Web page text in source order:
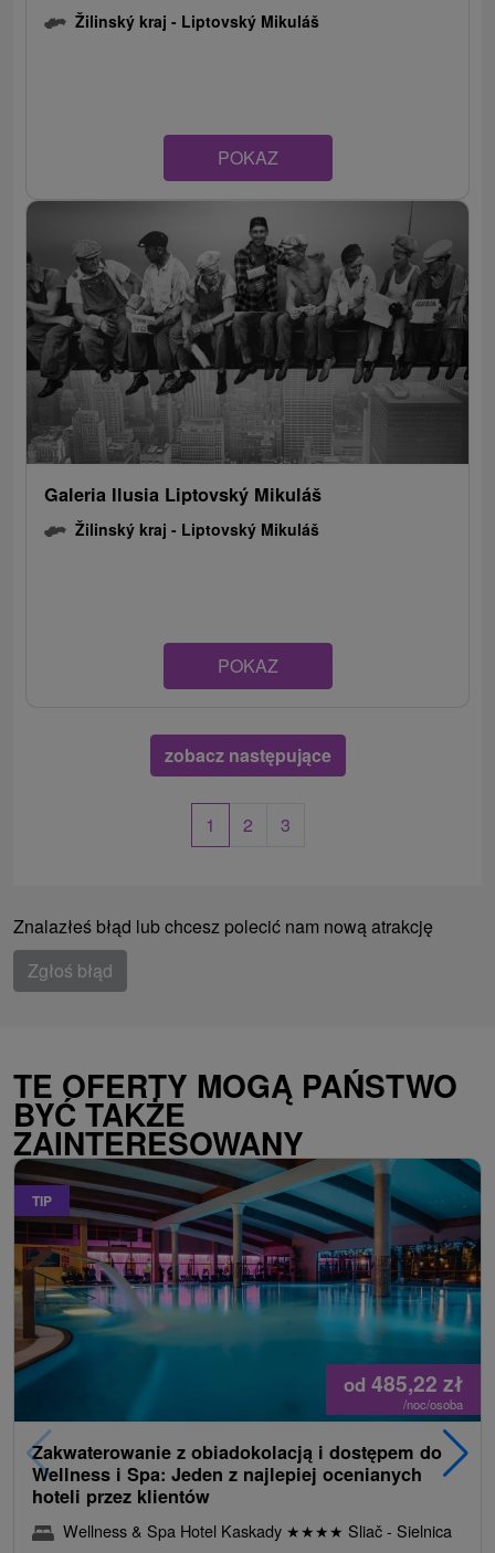
Žilinský kraj - Liptovský Mikuláš
POKAZ
Galeria Ilusia Liptovský Mikuláš
Žilinský kraj - Liptovský Mikuláš
POKAZ
zobacz następujące
1 2 3
Znalazłeś błąd lub chcesz polecić nam nową atrakcję
Zgłoś błąd
TE OFERTY MOGĄ PAŃSTWO
BYĆ TAKŻE
ZAINTERESOWANY
TIP
od 485,22 zł
/noc/osoba
Zakwaterowanie z obiadokolacją i dostępem do
Wellness i Spa: Jeden z najlepiej ocenianych
hoteli przez klientów
Wellness & Spa Hotel Kaskady ★★★★ Sliač - Sielnica